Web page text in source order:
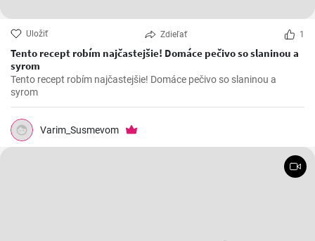
Uložiť Zdieľať 1
Tento recept robím najčastejšie! Domáce pečivo so slaninou a
syrom
Tento recept robím najčastejšie! Domáce pečivo so slaninou a
syrom
Varim_Susmevom